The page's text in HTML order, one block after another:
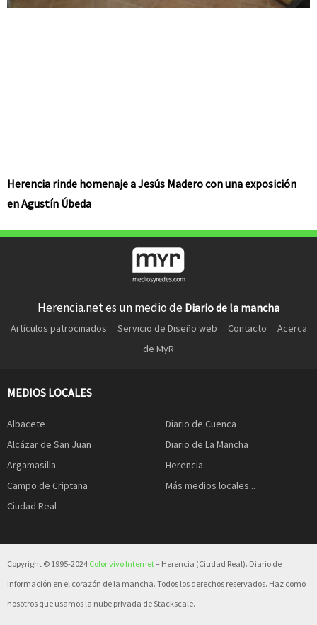
Herencia rinde homenaje a Jesús Madero con una exposición
en Agustín Úbeda
Herencia.net es un medio de Diario de la mancha
Artículos patrocinados Servicio de Diseño web Contacto
Acerca
de MyR
MEDIOS LOCALES
Albacete
Alcázar de San Juan
Argamasilla
Campo de Criptana
Ciudad Real
Diario de Cuenca
Diario de La Mancha
Herencia
Más medios locales...
Copyright © 1995-2024 Color vivo Internet– Herencia (Ciudad Real). Diario de
información en el corazón de la mancha. Todos los derechos reservados. Haz como
nosotros que usamos la nube privada de Stackscale.